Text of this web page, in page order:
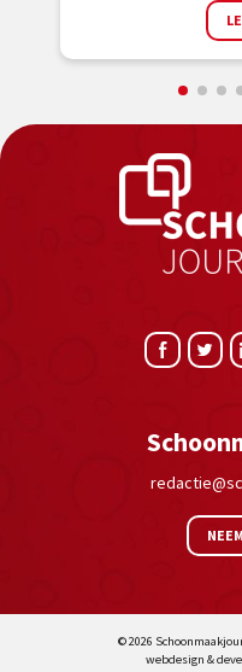
© 2026
webdesign &